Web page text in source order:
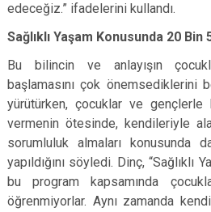
edeceğiz.” ifadelerini kullandı.
Sağlıklı Yaşam Konusunda 20
Bu bilincin ve anlayışın
başlamasını çok önemsediklerini
yürütürken, çocuklar ve gençlerle
vermenin ötesinde, kendileriyle
sorumluluk almaları konusunda
yapıldığını söyledi. Dinç, “Sağlıklı
bu program kapsamında
öğrenmiyorlar. Aynı zamanda